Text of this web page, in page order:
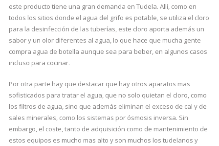
este producto tiene una gran demanda en Tudela. Allí, como en
todos los sitios donde el agua del grifo es potable, se utiliza el cloro
para la desinfección de las tuberías, este cloro aporta además un
sabor y un olor diferentes al agua, lo que hace que mucha gente
compra agua de botella aunque sea para beber, en algunos casos
incluso para cocinar.
Por otra parte hay que destacar que hay otros aparatos mas
sofisticados para tratar el agua, que no solo quietan el cloro, como
los filtros de agua, sino que además eliminan el exceso de cal y de
sales minerales, como los sistemas por ósmosis inversa. Sin
embargo, el coste, tanto de adquisición como de mantenimiento de
estos equipos es mucho mas alto y son muchos los tudelanos y